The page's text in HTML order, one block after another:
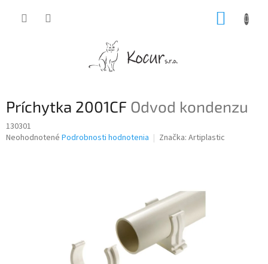
Príchytka 2001CF Odvod kondenzu
130301
Priemerné
Neohodnotené Podrobnosti hodnotenia Značka: Artiplastic